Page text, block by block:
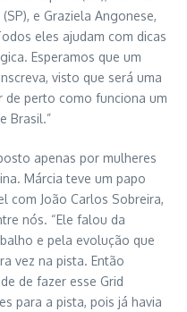
e Graziela Angonese,
eles ajudam com dicas
Esperamos que um
visto que será uma
de perto como funciona um
Brasil.”
apenas por mulheres
Márcia teve um papo
com João Carlos Sobreira,
nós. “Ele falou da
e pela evolução que
vez na pista. Então
de fazer esse Grid
para a pista, pois já havia